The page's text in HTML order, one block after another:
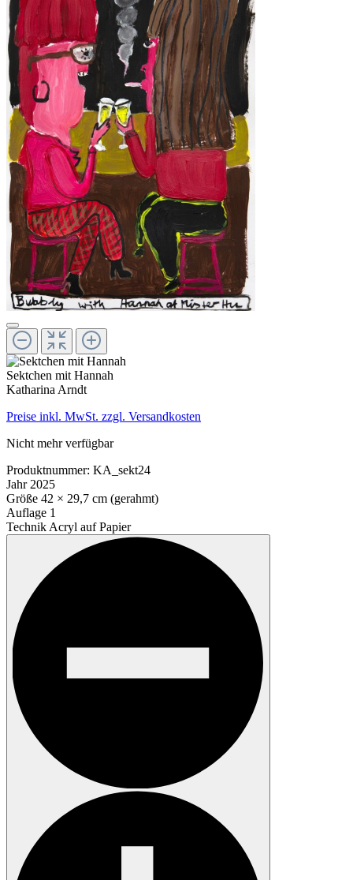
Sektchen mit Hannah
Katharina Arndt
Preise inkl. MwSt. zzgl. Versandkosten
Nicht mehr verfügbar
Produktnummer: KA_sekt24
Jahr 2025
Größe 42 × 29,7 cm (gerahmt)
Auflage 1
Technik Acryl auf Papier